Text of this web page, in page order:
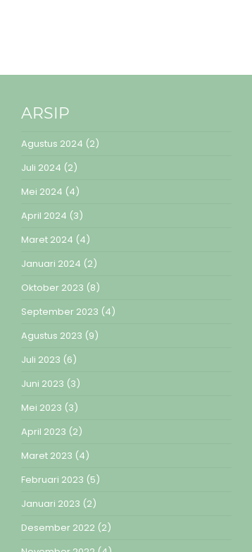
ARSIP
Agustus 2024 (2)
Juli 2024 (2)
Mei 2024 (4)
April 2024 (3)
Maret 2024 (4)
Januari 2024 (2)
Oktober 2023 (8)
September 2023 (4)
Agustus 2023 (9)
Juli 2023 (6)
Juni 2023 (3)
Mei 2023 (3)
April 2023 (2)
Maret 2023 (4)
Februari 2023 (5)
Januari 2023 (2)
Desember 2022 (2)